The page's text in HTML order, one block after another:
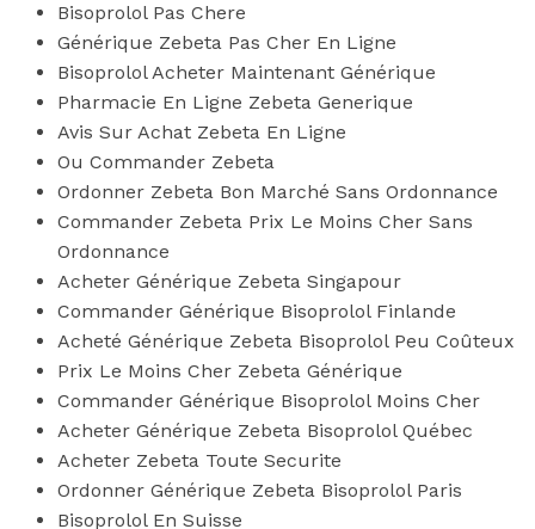
Bisoprolol Pas Chere
Générique Zebeta Pas Cher En Ligne
Bisoprolol Acheter Maintenant Générique
Pharmacie En Ligne Zebeta Generique
Avis Sur Achat Zebeta En Ligne
Ou Commander Zebeta
Ordonner Zebeta Bon Marché Sans Ordonnance
Commander Zebeta Prix Le Moins Cher Sans
Ordonnance
Acheter Générique Zebeta Singapour
Commander Générique Bisoprolol Finlande
Acheté Générique Zebeta Bisoprolol Peu Coûteux
Prix Le Moins Cher Zebeta Générique
Commander Générique Bisoprolol Moins Cher
Acheter Générique Zebeta Bisoprolol Québec
Acheter Zebeta Toute Securite
Ordonner Générique Zebeta Bisoprolol Paris
Bisoprolol En Suisse